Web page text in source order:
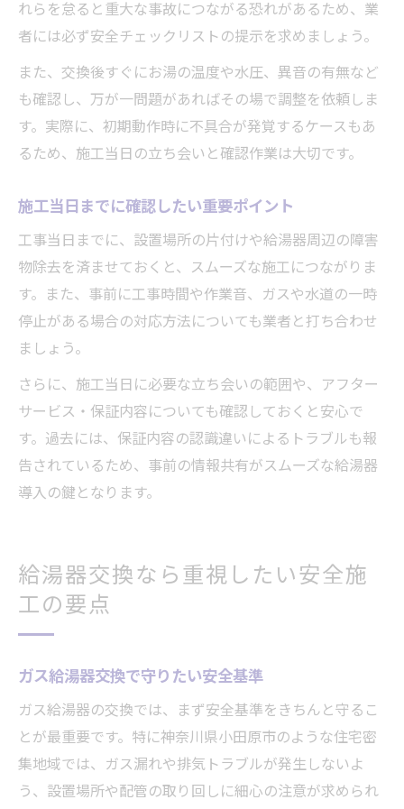
れらを怠ると重大な事故につながる恐れがあるため、業
者には必ず安全チェックリストの提示を求めましょう。
また、交換後すぐにお湯の温度や水圧、異音の有無など
も確認し、万が一問題があればその場で調整を依頼しま
す。実際に、初期動作時に不具合が発覚するケースもあ
るため、施工当日の立ち会いと確認作業は大切です。
施工当日までに確認したい重要ポイント
工事当日までに、設置場所の片付けや給湯器周辺の障害
物除去を済ませておくと、スムーズな施工につながりま
す。また、事前に工事時間や作業音、ガスや水道の一時
停止がある場合の対応方法についても業者と打ち合わせ
ましょう。
さらに、施工当日に必要な立ち会いの範囲や、アフター
サービス・保証内容についても確認しておくと安心で
す。過去には、保証内容の認識違いによるトラブルも報
告されているため、事前の情報共有がスムーズな給湯器
導入の鍵となります。
給湯器交換なら重視したい安全施
工の要点
ガス給湯器交換で守りたい安全基準
ガス給湯器の交換では、まず安全基準をきちんと守るこ
とが最重要です。特に神奈川県小田原市のような住宅密
集地域では、ガス漏れや排気トラブルが発生しないよ
う、設置場所や配管の取り回しに細心の注意が求められ